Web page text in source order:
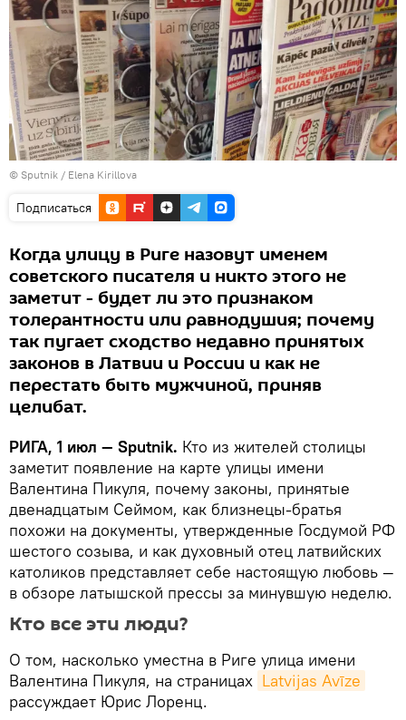
© Sputnik / Elena Kirillova
Подписаться
Когда улицу в Риге назовут именем
советского писателя и никто этого не
заметит - будет ли это признаком
толерантности или равнодушия; почему
так пугает сходство недавно принятых
законов в Латвии и России и как не
перестать быть мужчиной, приняв
целибат.
РИГА, 1 июл — Sputnik. Кто из жителей столицы
заметит появление на карте улицы имени
Валентина Пикуля, почему законы, принятые
двенадцатым Сеймом, как близнецы-братья
похожи на документы, утвержденные Госдумой РФ
шестого созыва, и как духовный отец латвийских
католиков представляет себе настоящую любовь —
в обзоре латышской прессы за минувшую неделю.
Кто все эти люди?
О том, насколько уместна в Риге улица имени
Валентина Пикуля, на страницах Latvijas Avīze
рассуждает Юрис Лоренц.